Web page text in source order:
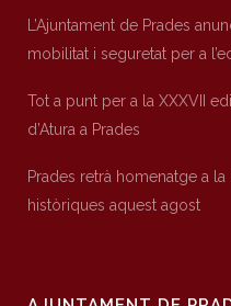
L’Ajuntament de Prades
mobilitat i seguretat per a
Tot a punt per a la XXXVII
d’Atura a Prades
Prades retrà homenatge a
històriques aquest agost